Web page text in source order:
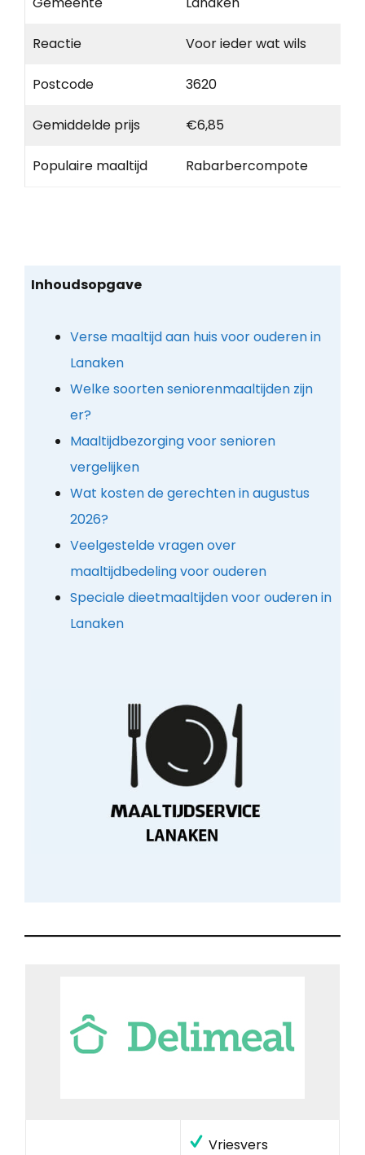
Reactie Voor ieder wat wils
Postcode 3620
Gemiddelde prijs €6,85
Populaire maaltijd Rabarbercompote
Inhoudsopgave
Verse maaltijd aan huis voor ouderen in
Lanaken
Welke soorten seniorenmaaltijden zijn
er?
Maaltijdbezorging voor senioren
vergelijken
Wat kosten de gerechten in augustus
2026?
Veelgestelde vragen over
maaltijdbedeling voor ouderen
Speciale dieetmaaltijden voor ouderen in
Lanaken
Vriesvers